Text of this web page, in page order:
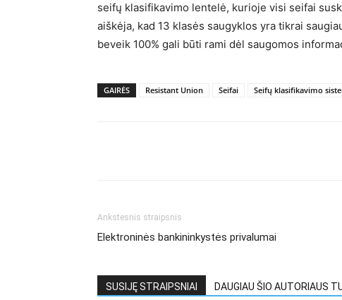
seifų klasifikavimo lentelė, kurioje visi seifai
aiškėja, kad 13 klasės saugyklos yra tikrai
beveik 100% gali būti rami dėl saugomos
GAIRĖS Resistant Union Seifai Seifų klasifikavimo
Ankstesnis straipsnis
Elektroninės bankininkystės privalumai
SUSIJĘ STRAIPSNIAI DAUGIAU ŠIO AUTORIAUS